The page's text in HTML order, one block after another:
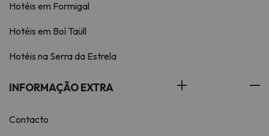
Hotéis em Formigal
Hotéis em Boí Taüll
Hotéis na Serra da Estrela
INFORMAÇÃO EXTRA
Contacto